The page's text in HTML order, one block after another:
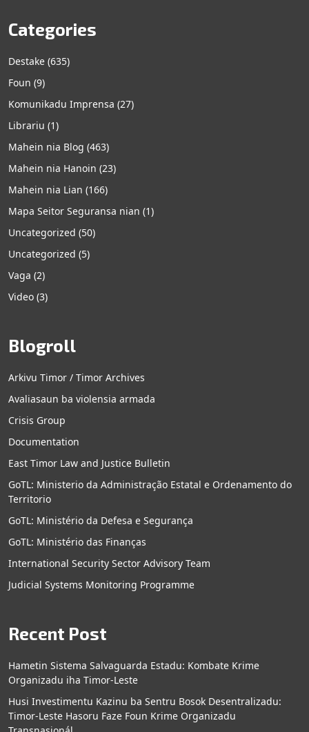
Categories
Destake (635)
Foun (9)
Komunikadu Imprensa (27)
Librariu (1)
Mahein nia Blog (463)
Mahein nia Hanoin (23)
Mahein nia Lian (166)
Mapa Seitor Seguransa nian (1)
Uncategorized (50)
Uncategorized (5)
Vaga (2)
Video (3)
Blogroll
Arkivu Timor / Timor Archives
Avaliasaun ba violensia armada
Crisis Group
Documentation
East Timor Law and Justice Bulletin
GoTL: Ministerio da Administração Estatal e Ordenamento do
Territorio
GoTL: Ministério da Defesa e Segurança
GoTL: Ministério das Finanças
International Security Sector Advisory Team
Judicial Systems Monitoring Programme
Recent Post
Hametin Sistema Salvaguarda Estadu: Kombate Krime
Organizadu iha Timor-Leste
Husi Investimentu Kazinu ba Sentru Bosok Desentralizadu:
Timor-Leste Hasoru Faze Foun Krime Organizadu